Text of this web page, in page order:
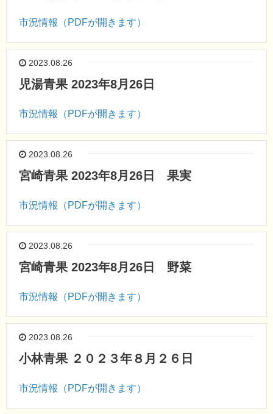
市況情報（PDFが開きます）
2023.08.26
児湯青果 2023年8月26日
市況情報（PDFが開きます）
2023.08.26
宮崎青果 2023年8月26日 果実
市況情報（PDFが開きます）
2023.08.26
宮崎青果 2023年8月26日 野菜
市況情報（PDFが開きます）
2023.08.26
小林青果 ２０２３年８月２６日
市況情報（PDFが開きます）